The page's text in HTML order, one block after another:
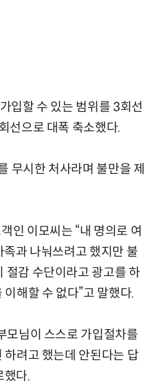
입할 수 있는 범위를 3회선
선으로 대폭 축소했다.
무시한 처사라며 불만을 제
인 이모씨는 “내 명의로 여
과 나눠쓰려고 했지만 불
절감 수단이라고 광고를 하
해할 수 없다”고 말했다.
모님이 스스로 가입절차를
하려고 했는데 안된다는 답
했다.